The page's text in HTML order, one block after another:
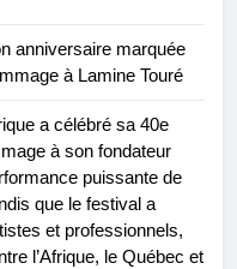
anniversaire marquée
à Lamine Touré
a célébré sa 40e
à son fondateur
puissante de
que le festival a
et professionnels,
l’Afrique, le Québec et